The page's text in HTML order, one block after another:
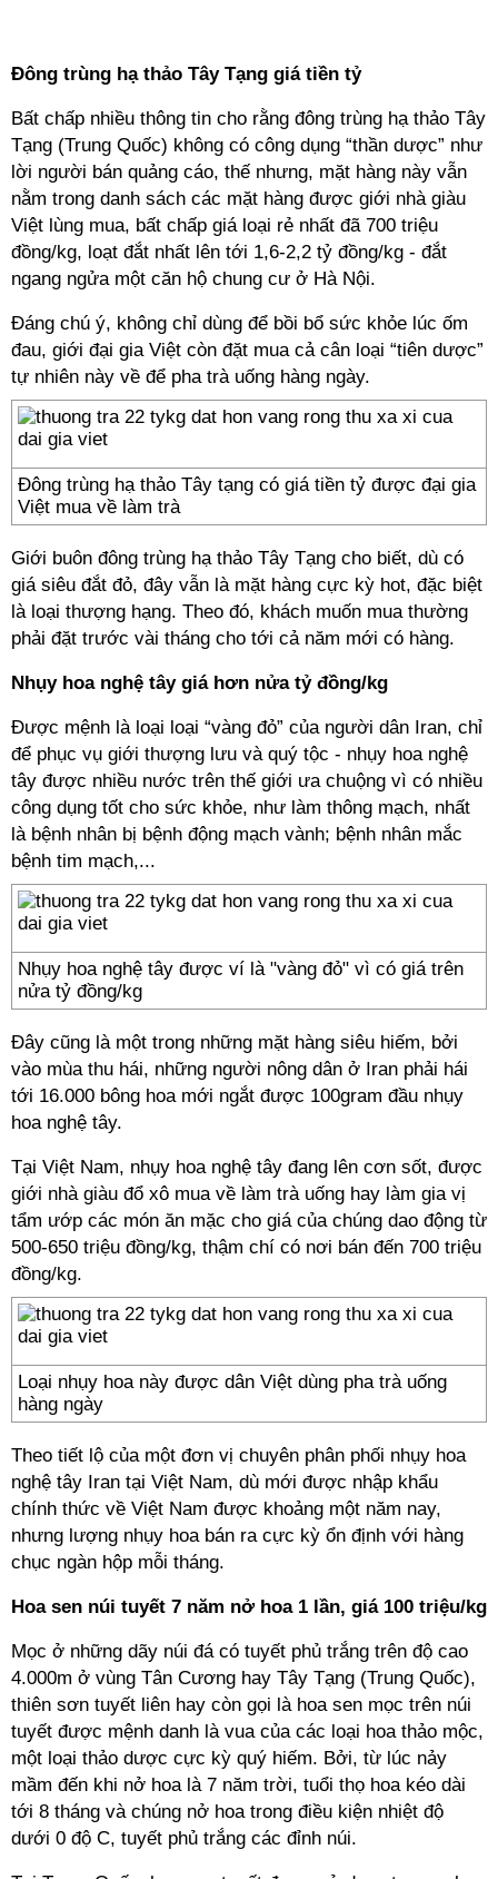
Đông trùng hạ thảo Tây Tạng giá tiền tỷ
Bất chấp nhiều thông tin cho rằng đông trùng hạ thảo Tây
Tạng (Trung Quốc) không có công dụng “thần dược” như
lời người bán quảng cáo, thế nhưng, mặt hàng này vẫn
nằm trong danh sách các mặt hàng được giới nhà giàu
Việt lùng mua, bất chấp giá loại rẻ nhất đã 700 triệu
đồng/kg, loạt đắt nhất lên tới 1,6-2,2 tỷ đồng/kg - đắt
ngang ngửa một căn hộ chung cư ở Hà Nội.
Đáng chú ý, không chỉ dùng để bồi bổ sức khỏe lúc ốm
đau, giới đại gia Việt còn đặt mua cả cân loại “tiên dược”
tự nhiên này về để pha trà uống hàng ngày.
Đông trùng hạ thảo Tây tạng có giá tiền tỷ được đại gia
Việt mua về làm trà
Giới buôn đông trùng hạ thảo Tây Tạng cho biết, dù có
giá siêu đắt đỏ, đây vẫn là mặt hàng cực kỳ hot, đặc biệt
là loại thượng hạng. Theo đó, khách muốn mua thường
phải đặt trước vài tháng cho tới cả năm mới có hàng.
Nhụy hoa nghệ tây giá hơn nửa tỷ đồng/kg
Được mệnh là loại loại “vàng đỏ” của người dân Iran, chỉ
để phục vụ giới thượng lưu và quý tộc - nhụy hoa nghệ
tây được nhiều nước trên thế giới ưa chuộng vì có nhiều
công dụng tốt cho sức khỏe, như làm thông mạch, nhất
là bệnh nhân bị bệnh động mạch vành; bệnh nhân mắc
bệnh tim mạch,...
Nhụy hoa nghệ tây được ví là "vàng đỏ" vì có giá trên
nửa tỷ đồng/kg
Đây cũng là một trong những mặt hàng siêu hiếm, bởi
vào mùa thu hái, những người nông dân ở Iran phải hái
tới 16.000 bông hoa mới ngắt được 100gram đầu nhụy
hoa nghệ tây.
Tại Việt Nam, nhụy hoa nghệ tây đang lên cơn sốt, được
giới nhà giàu đổ xô mua về làm trà uống hay làm gia vị
tẩm ướp các món ăn mặc cho giá của chúng dao động từ
500-650 triệu đồng/kg, thậm chí có nơi bán đến 700 triệu
đồng/kg.
Loại nhụy hoa này được dân Việt dùng pha trà uống
hàng ngày
Theo tiết lộ của một đơn vị chuyên phân phối nhụy hoa
nghệ tây Iran tại Việt Nam, dù mới được nhập khẩu
chính thức về Việt Nam được khoảng một năm nay,
nhưng lượng nhụy hoa bán ra cực kỳ ổn định với hàng
chục ngàn hộp mỗi tháng.
Hoa sen núi tuyết 7 năm nở hoa 1 lần, giá 100 triệu/kg
Mọc ở những dãy núi đá có tuyết phủ trắng trên độ cao
4.000m ở vùng Tân Cương hay Tây Tạng (Trung Quốc),
thiên sơn tuyết liên hay còn gọi là hoa sen mọc trên núi
tuyết được mệnh danh là vua của các loại hoa thảo mộc,
một loại thảo dược cực kỳ quý hiếm. Bởi, từ lúc nảy
mầm đến khi nở hoa là 7 năm trời, tuổi thọ hoa kéo dài
tới 8 tháng và chúng nở hoa trong điều kiện nhiệt độ
dưới 0 độ C, tuyết phủ trắng các đỉnh núi.